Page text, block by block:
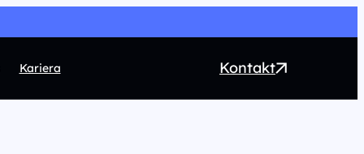
Kariera Kontakt